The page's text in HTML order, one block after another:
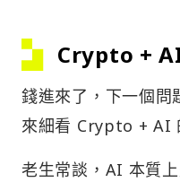
Crypto +
錢進來了，下一個問
來細看 Crypto + AI
老生常談，AI 本質